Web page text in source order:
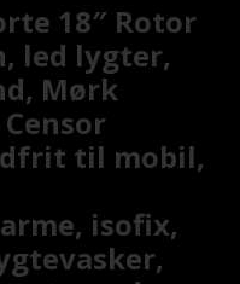
18″ Rotor
led lygter,
Mørk
til mobil,
isofix,